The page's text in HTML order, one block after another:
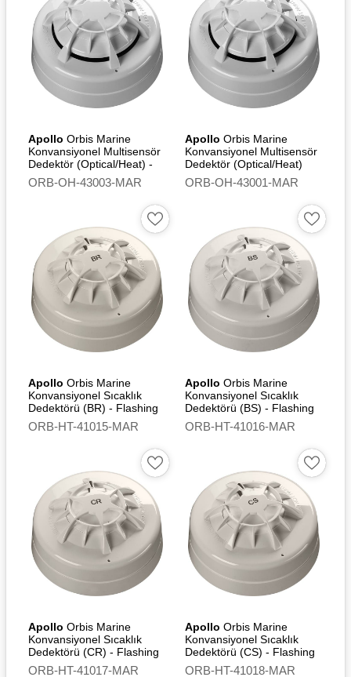
Apollo Orbis Marine
Konvansiyonel Multisensör
Dedektör (Optical/Heat) -
Flashing Led
ORB-OH-43003-MAR
Apollo Orbis Marine
Konvansiyonel Multisensör
Dedektör (Optical/Heat)
ORB-OH-43001-MAR
Apollo Orbis Marine
Konvansiyonel Sıcaklık
Dedektörü (BR) - Flashing
Led
ORB-HT-41015-MAR
Apollo Orbis Marine
Konvansiyonel Sıcaklık
Dedektörü (BS) - Flashing
Led
ORB-HT-41016-MAR
Apollo Orbis Marine
Konvansiyonel Sıcaklık
Dedektörü (CR) - Flashing
Led
ORB-HT-41017-MAR
Apollo Orbis Marine
Konvansiyonel Sıcaklık
Dedektörü (CS) - Flashing
Led
ORB-HT-41018-MAR